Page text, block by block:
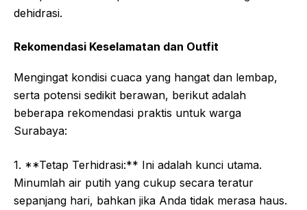
dehidrasi.
Rekomendasi Keselamatan dan Outfit
Mengingat kondisi cuaca yang hangat dan lembap,
serta potensi sedikit berawan, berikut adalah
beberapa rekomendasi praktis untuk warga
Surabaya:
1. **Tetap Terhidrasi:** Ini adalah kunci utama.
Minumlah air putih yang cukup secara teratur
sepanjang hari, bahkan jika Anda tidak merasa haus.